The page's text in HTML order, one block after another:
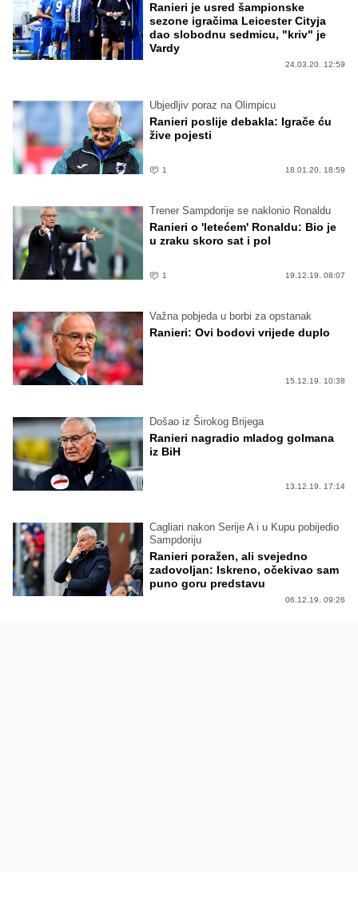
Ranieri je usred šampionske
sezone igračima Leicester Cityja
dao slobodnu sedmicu, "kriv" je
Vardy
24.03.20. 12:59
Ubjedljiv poraz na Olimpicu
Ranieri poslije debakla: Igrače ću
žive pojesti
1 18.01.20. 18:59
Trener Sampdorije se naklonio Ronaldu
Ranieri o 'letećem' Ronaldu: Bio je
u zraku skoro sat i pol
1 19.12.19. 08:07
Važna pobjeda u borbi za opstanak
Ranieri: Ovi bodovi vrijede duplo
15.12.19. 10:38
Došao iz Širokog Brijega
Ranieri nagradio mladog golmana
iz BiH
13.12.19. 17:14
Cagliari nakon Serije A i u Kupu pobijedio
Sampdoriju
Ranieri poražen, ali svejedno
zadovoljan: Iskreno, očekivao sam
puno goru predstavu
06.12.19. 09:26